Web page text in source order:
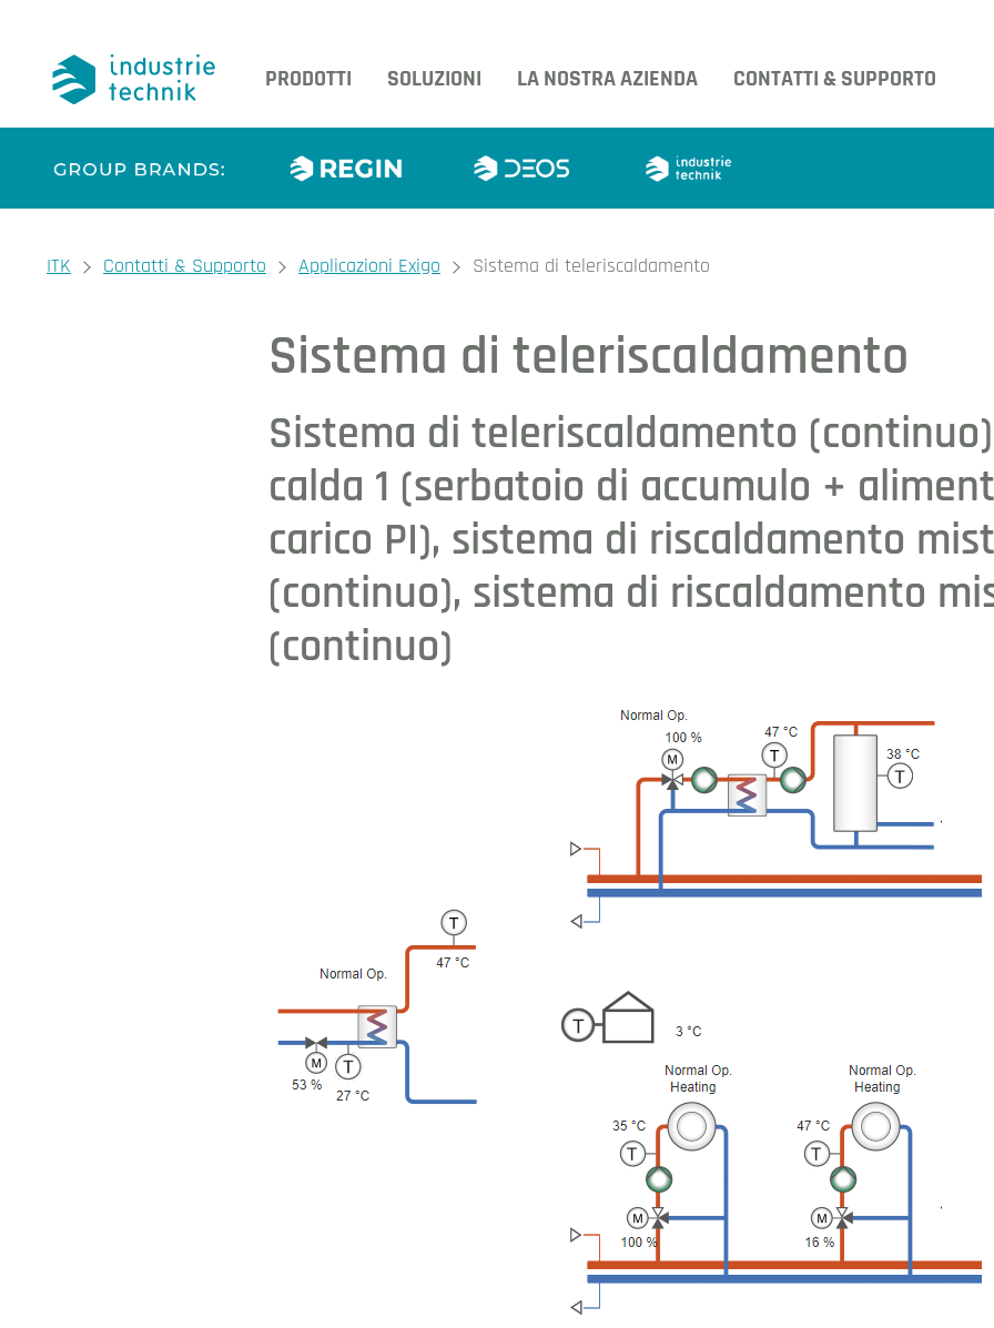
PRODOTTI
SOLUZIONI LA NOSTRA AZIENDA CONTATTI & SUPPORTO
You are here:
ITK Contatti & Supporto Applicazioni Exigo Sistema di teleriscaldamento
Sistema di teleriscaldamento
Sistema di teleriscaldamento
calda 1 (serbatoio di accumulo +
carico PI), sistema di riscaldamento
(continuo), sistema di riscaldamento
(continuo)